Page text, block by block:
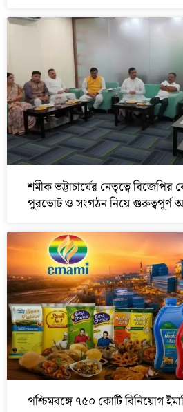
শমীক ভট্টাচার্যের নেতৃত্বে
পুরভোট ও সংগঠন নিয়ে গুরুত্বপূর্ণ
পশ্চিমবঙ্গে ৭৫০ কোটি বিনিয়োগ